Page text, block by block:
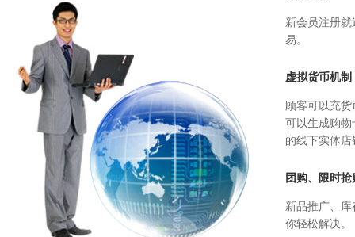
新会员注册
易。
虚拟货币机制
顾客可以充
可以生成购
的线下实体
团购、限时抢
新品推广、
你轻松解决。